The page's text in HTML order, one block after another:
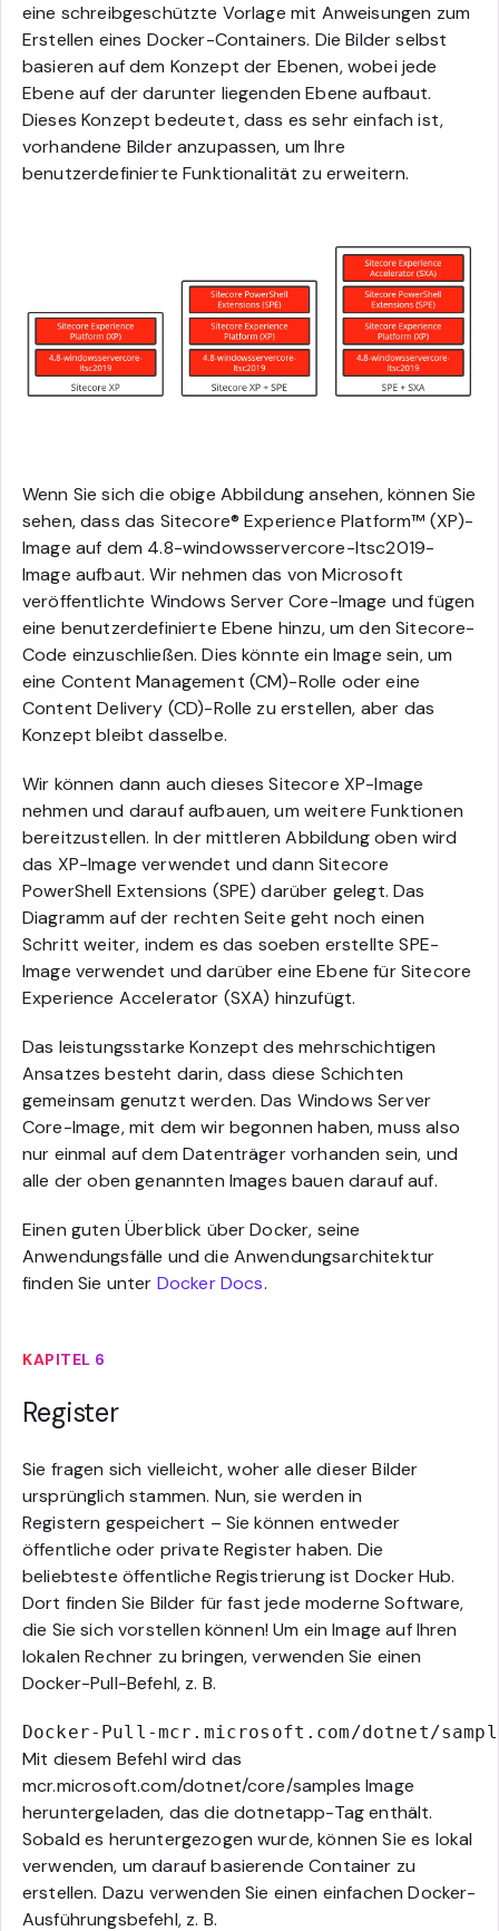
eine schreibgeschützte Vorlage mit Anweisungen zum
Erstellen eines Docker-Containers. Die Bilder selbst
basieren auf dem Konzept der Ebenen, wobei jede
Ebene auf der darunter liegenden Ebene aufbaut.
Dieses Konzept bedeutet, dass es sehr einfach ist,
vorhandene Bilder anzupassen, um Ihre
benutzerdefinierte Funktionalität zu erweitern.
Wenn Sie sich die obige Abbildung ansehen, können Sie
sehen, dass das Sitecore® Experience Platform™ (XP)-
Image auf dem 4.8-windowsservercore-ltsc2019-
Image aufbaut. Wir nehmen das von Microsoft
veröffentlichte Windows Server Core-Image und fügen
eine benutzerdefinierte Ebene hinzu, um den Sitecore-
Code einzuschließen. Dies könnte ein Image sein, um
eine Content Management (CM)-Rolle oder eine
Content Delivery (CD)-Rolle zu erstellen, aber das
Konzept bleibt dasselbe.
Wir können dann auch dieses Sitecore XP-Image
nehmen und darauf aufbauen, um weitere Funktionen
bereitzustellen. In der mittleren Abbildung oben wird
das XP-Image verwendet und dann Sitecore
PowerShell Extensions (SPE) darüber gelegt. Das
Diagramm auf der rechten Seite geht noch einen
Schritt weiter, indem es das soeben erstellte SPE-
Image verwendet und darüber eine Ebene für Sitecore
Experience Accelerator (SXA) hinzufügt.
Das leistungsstarke Konzept des mehrschichtigen
Ansatzes besteht darin, dass diese Schichten
gemeinsam genutzt werden. Das Windows Server
Core-Image, mit dem wir begonnen haben, muss also
nur einmal auf dem Datenträger vorhanden sein, und
alle der oben genannten Images bauen darauf auf.
Einen guten Überblick über Docker, seine
Anwendungsfälle und die Anwendungsarchitektur
finden Sie unter Docker Docs.
KAPITEL 6
Register
Sie fragen sich vielleicht, woher alle dieser Bilder
ursprünglich stammen. Nun, sie werden in
Registern gespeichert – Sie können entweder
öffentliche oder private Register haben. Die
beliebteste öffentliche Registrierung ist Docker Hub.
Dort finden Sie Bilder für fast jede moderne Software,
die Sie sich vorstellen können! Um ein Image auf Ihren
lokalen Rechner zu bringen, verwenden Sie einen
Docker-Pull-Befehl, z. B.
Docker-Pull-mcr.microsoft.com/dotnet/
Mit diesem Befehl wird das
mcr.microsoft.com/dotnet/core/samples Image
heruntergeladen, das die dotnetapp-Tag enthält.
Sobald es heruntergezogen wurde, können Sie es lokal
verwenden, um darauf basierende Container zu
erstellen. Dazu verwenden Sie einen einfachen Docker-
Ausführungsbefehl, z. B.